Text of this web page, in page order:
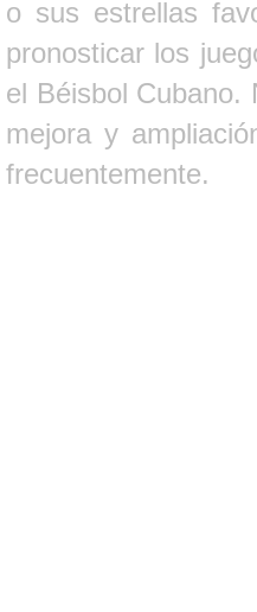
o sus estrellas
pronosticar los
el Béisbol Cubano.
mejora y
frecuentemente.